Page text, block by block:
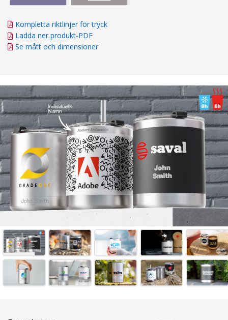
Kompletta riktlinjer för tryck
Ladda ner produkt-PDF
Se mått och dimensioner